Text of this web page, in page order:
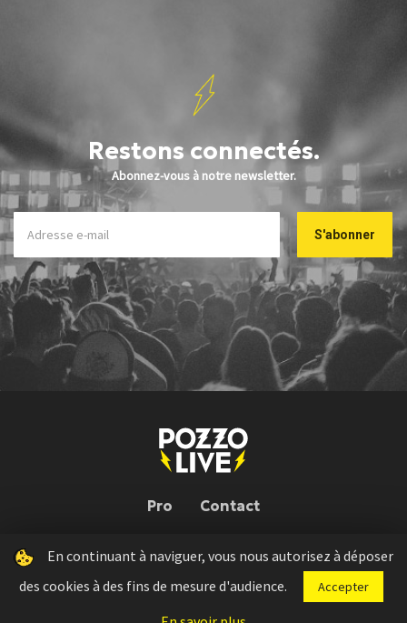
Restons connectés.
Abonnez-vous à notre newsletter.
Pro Contact
Pozzo Live © 2026 | Conception : Pozzo Team, avec l'aide deBloop
Press kit Règlement concours Mentions légales
En continuant à naviguer, vous nous autorisez à déposer
des cookies à des fins de mesure d'audience.
Accepter